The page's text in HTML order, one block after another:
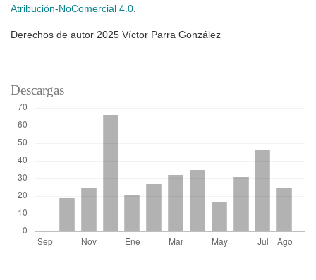
Atribución-NoComercial 4.0
Derechos de autor 2025 Víctor Parra González
Descargas